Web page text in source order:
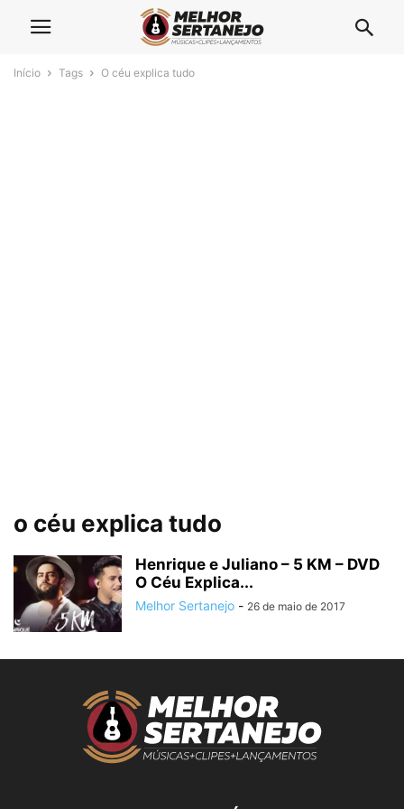
Início Tags O céu explica tudo
o céu explica tudo
Henrique e Juliano – 5 KM – DVD
O Céu Explica...
Melhor Sertanejo - 26 de maio de 2017